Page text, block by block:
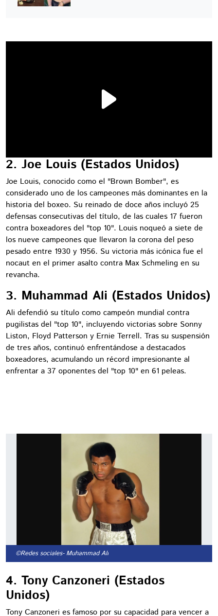
2. Joe Louis (Estados Unidos)
Joe Louis, conocido como el "Brown Bomber", es
considerado uno de los campeones más dominantes en la
historia del boxeo. Su reinado de doce años incluyó 25
defensas consecutivas del título, de las cuales 17 fueron
contra boxeadores del "top 10". Louis noqueó a siete de
los nueve campeones que llevaron la corona del peso
pesado entre 1930 y 1956. Su victoria más icónica fue el
nocaut en el primer asalto contra Max Schmeling en su
revancha.
3. Muhammad Ali (Estados Unidos)
Ali defendió su título como campeón mundial contra
pugilistas del "top 10", incluyendo victorias sobre Sonny
Liston, Floyd Patterson y Ernie Terrell. Tras su suspensión
de tres años, continuó enfrentándose a destacados
boxeadores, acumulando un récord impresionante al
enfrentar a 37 oponentes del "top 10" en 61 peleas.
©Redes sociales- Muhammad Ali
4. Tony Canzoneri (Estados
Unidos)
Tony Canzoneri es famoso por su capacidad para vencer a